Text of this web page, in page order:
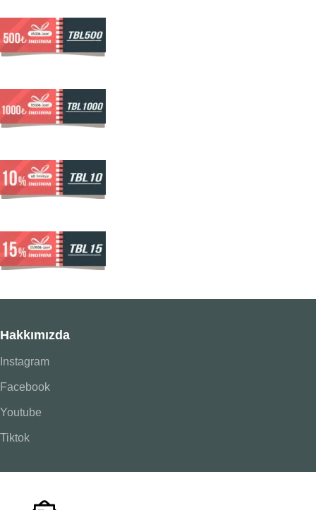
Hakkımızda
Instagram
Facebook
Youtube
Tiktok